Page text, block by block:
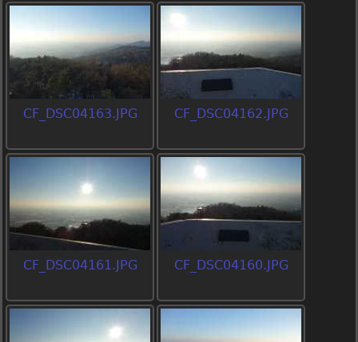
CF_DSC04163.JPG CF_DSC04162.JPG
CF_DSC04161.JPG CF_DSC04160.JPG